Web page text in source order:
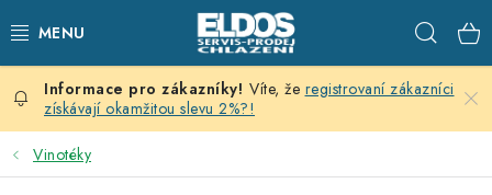
na
PRODEJNÍ CHLAZENÍ
SKLADOVACÍ CHLAZENÍ
Víte, že registrovaní zákazníci
získávají okamžitou slevu 2%?!
Vinotéky